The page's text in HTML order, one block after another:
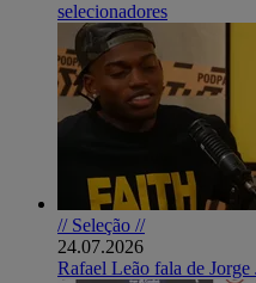
selecionadores
// Seleção //
24.07.2026
Rafael Leão fala de Jorge